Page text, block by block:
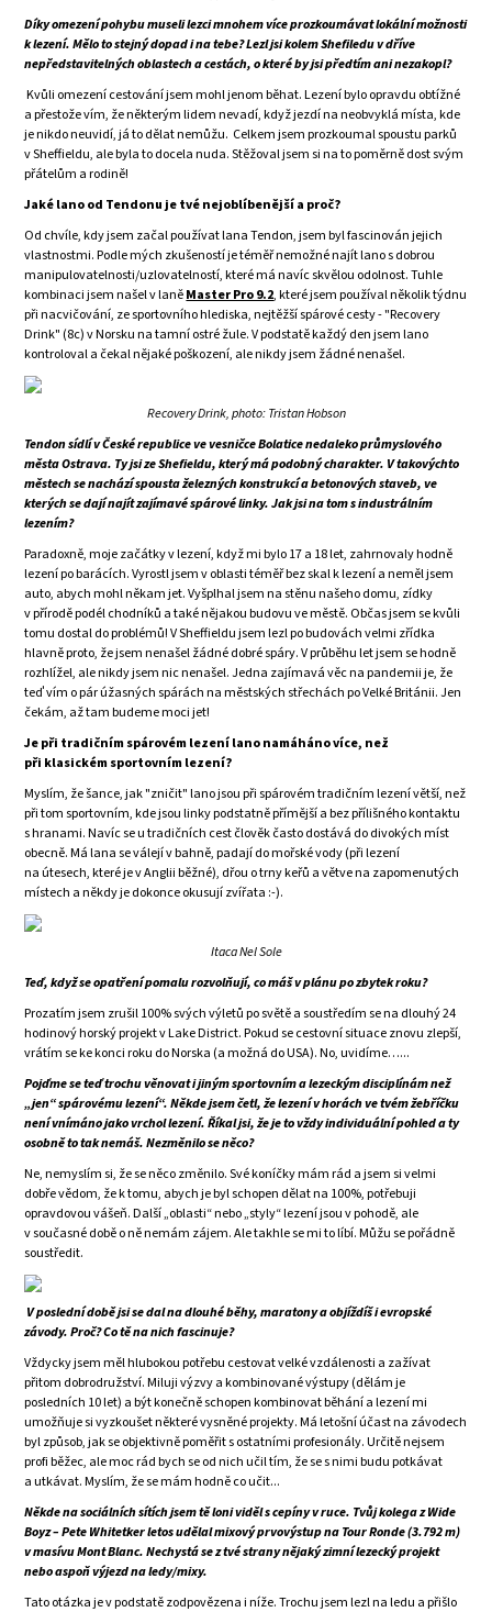
Díky omezení pohybu museli lezci mnohem více prozkoumávat lokální možnosti
k lezení. Mělo to stejný dopad i na tebe? Lezl jsi kolem Shefiledu v dříve
nepředstavitelných oblastech a cestách, o které by jsi předtím ani nezakopl?
Kvůli omezení cestování jsem mohl jenom běhat. Lezení bylo opravdu obtížné
a přestože vím, že některým lidem nevadí, když jezdí na neobvyklá místa, kde
je nikdo neuvidí, já to dělat nemůžu. Celkem jsem prozkoumal spoustu parků
v Sheffieldu, ale byla to docela nuda. Stěžoval jsem si na to poměrně dost svým
přátelům a rodině!
Jaké lano od Tendonu je tvé nejoblíbenější a proč?
Od chvíle, kdy jsem začal používat lana Tendon, jsem byl fascinován jejich
vlastnostmi. Podle mých zkušeností je téměř nemožné najít lano s dobrou
manipulovatelnosti/uzlovatelností, které má navíc skvělou odolnost. Tuhle
kombinaci jsem našel v laněMaster Pro 9.2, které jsem používal několik týdnu
při nacvičování, ze sportovního hlediska, nejtěžší spárové cesty - "Recovery
Drink" (8c) v Norsku na tamní ostré žule. V podstatě každý den jsem lano
kontroloval a čekal nějaké poškození, ale nikdy jsem žádné nenašel.
Recovery Drink, photo: Tristan Hobson
Tendon sídlí v České republice ve vesničce Bolatice nedaleko průmyslového
města Ostrava. Ty jsi ze Shefieldu, který má podobný charakter. V takovýchto
městech se nachází spousta železných konstrukcí a betonových staveb, ve
kterých se dají najít zajímavé spárové linky. Jak jsi na tom s industrálním
lezením?
Paradoxně, moje začátky v lezení, když mi bylo 17 a 18 let, zahrnovaly hodně
lezení po barácích. Vyrostl jsem v oblasti téměř bez skal k lezení a neměl jsem
auto, abych mohl někam jet. Vyšplhal jsem na stěnu našeho domu, zídky
v přírodě podél chodníků a také nějakou budovu ve městě. Občas jsem se kvůli
tomu dostal do problémů! V Sheffieldu jsem lezl po budovách velmi zřídka
hlavně proto, že jsem nenašel žádné dobré spáry. V průběhu let jsem se hodně
rozhlížel, ale nikdy jsem nic nenašel. Jedna zajímavá věc na pandemii je, že
teď vím o pár úžasných spárách na městských střechách po Velké Británii. Jen
čekám, až tam budeme moci jet!
Je při tradičním spárovém lezení lano namáháno více, než
při klasickém sportovním lezení?
Myslím, že šance, jak "zničit" lano jsou při spárovém tradičním lezení větší, než
při tom sportovním, kde jsou linky podstatně přímější a bez přílišného kontaktu
s hranami. Navíc se u tradičních cest člověk často dostává do divokých míst
obecně. Má lana se válejí v bahně, padají do mořské vody (při lezení
na útesech, které je v Anglii běžné), dřou o trny keřů a větve na zapomenutých
místech a někdy je dokonce okusují zvířata :-).
Itaca Nel Sole
Teď, když se opatření pomalu rozvolňují, co máš v plánu po zbytek roku?
Prozatím jsem zrušil 100% svých výletů po světě a soustředím se na dlouhý 24
hodinový horský projekt v Lake District. Pokud se cestovní situace znovu zlepší,
vrátím se ke konci roku do Norska (a možná do USA). No, uvidíme…...
Pojďme se teď trochu věnovat i jiným sportovním a lezeckým disciplínám než
„jen“ spárovému lezení“. Někde jsem četl, že lezení v horách ve tvém žebříčku
není vnímáno jako vrchol lezení. Říkal jsi, že je to vždy individuální pohled a ty
osobně to tak nemáš. Nezměnilo se něco?
Ne, nemyslím si, že se něco změnilo. Své koníčky mám rád a jsem si velmi
dobře vědom, že k tomu, abych je byl schopen dělat na 100%, potřebuji
opravdovou vášeň. Další „oblasti“ nebo „styly“ lezení jsou v pohodě, ale
v současné době o ně nemám zájem. Ale takhle se mi to líbí. Můžu se pořádně
soustředit.
V poslední době jsi se dal na dlouhé běhy, maratony a objíždíš i evropské
závody. Proč? Co tě na nich fascinuje?
Vždycky jsem měl hlubokou potřebu cestovat velké vzdálenosti a zažívat
přitom dobrodružství. Miluji výzvy a kombinované výstupy (dělám je
posledních 10 let) a být konečně schopen kombinovat běhání a lezení mi
umožňuje si vyzkoušet některé vysněné projekty. Má letošní účast na závodech
byl způsob, jak se objektivně poměřit s ostatními profesionály. Určitě nejsem
profi běžec, ale moc rád bych se od nich učil tím, že se s nimi budu potkávat
a utkávat. Myslím, že se mám hodně co učit...
Někde na sociálních sítích jsem tě loni viděl s cepíny v ruce. Tvůj kolega z Wide
Boyz – Pete Whitetker letos udělal mixový prvovýstup na Tour Ronde (3.792 m)
v masívu Mont Blanc. Nechystá se z tvé strany nějaký zimní lezecký projekt
nebo aspoň výjezd na ledy/mixy.
Tato otázka je v podstatě zodpovězena i níže. Trochu jsem lezl na ledu a přišlo